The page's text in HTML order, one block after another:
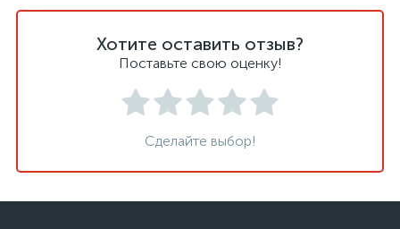
Хотите оставить отзыв?
Поставьте свою оценку!
Сделайте выбор!